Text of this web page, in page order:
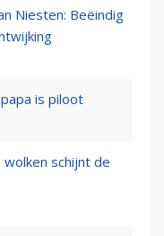
Niesten: Beëindig
is piloot
wolken schijnt de